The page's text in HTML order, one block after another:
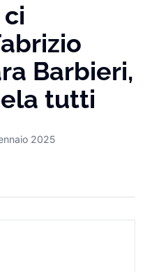
Barbieri,
tutti
2025